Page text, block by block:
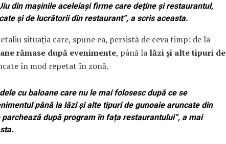
din mașinile aceleiași firme care deține și restaurantul,
și de lucrătorii din restaurant”, a scris aceasta.
situația care, spune ea, persistă de ceva timp: de la
rămase după evenimente, până la lăzi și alte tipuri de
în mod repetat în zonă.
cu baloane care nu le mai folosesc după ce se
până la lăzi și alte tipuri de gunoaie aruncate din
după program în fața restaurantului”, a mai